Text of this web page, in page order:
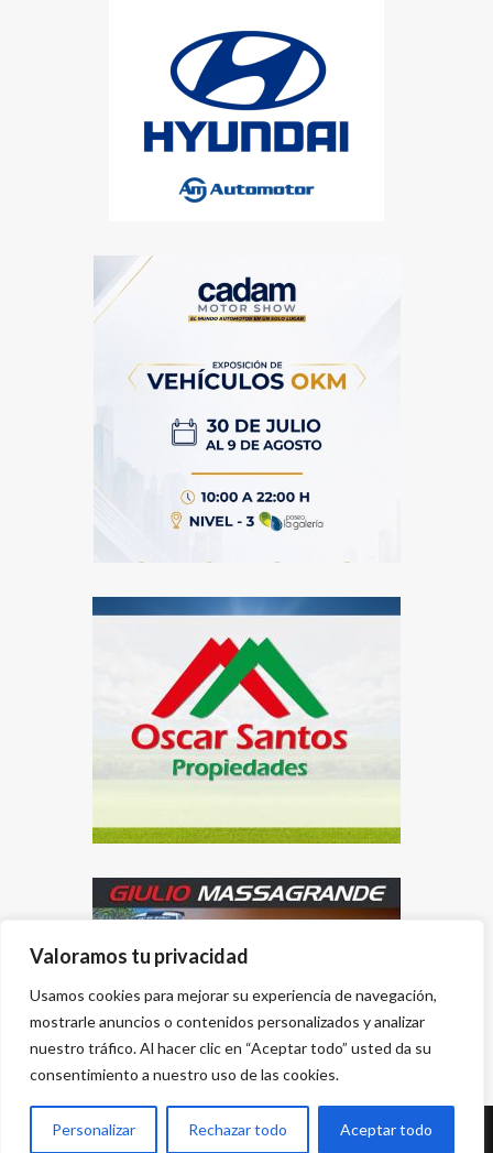
Valoramos tu privacidad
Usamos cookies para mejorar su experiencia de navegación,
mostrarle anuncios o contenidos personalizados y analizar
nuestro tráfico. Al hacer clic en “Aceptar todo” usted da su
consentimiento a nuestro uso de las cookies.
Personalizar Rechazar todo Aceptar todo
Desarrollado por